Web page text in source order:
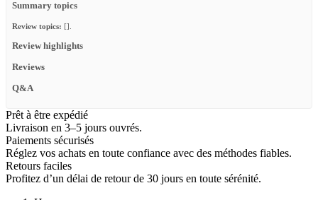
Summary topics
Review topics: [].
Review highlights
Reviews
Q&A
Prêt à être expédié
Livraison en 3–5 jours ouvrés.
Paiements sécurisés
Réglez vos achats en toute confiance avec des méthodes fiables.
Retours faciles
Profitez d’un délai de retour de 30 jours en toute sérénité.